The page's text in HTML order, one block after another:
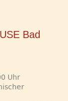
Bad
Uhr